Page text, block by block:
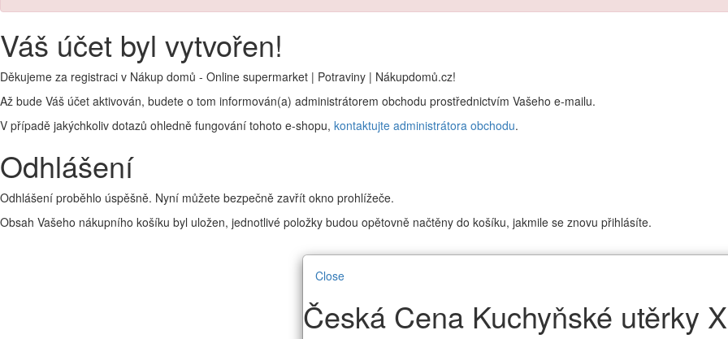
Váš účet byl vytvořen!
Děkujeme za registraci v Nákup domů - Online supermarket | Potraviny | Nákupdomů.cz!
Až bude Váš účet aktivován, budete o tom informován(a) administrátorem obchodu prostřednictvím Vašeho e-mailu.
V případě jakýchkoliv dotazů ohledně fungování tohoto e-shopu, kontaktujte administrátora obchodu.
Odhlášení
Odhlášení proběhlo úspěšně. Nyní můžete bezpečně zavřít okno prohlížeče.
Obsah Vašeho nákupního košíku byl uložen, jednotlivé položky budou opětovně načtěny do košíku, jakmile se znovu přihlásíte.
Close
Česká Cena Kuchyňské utěrky